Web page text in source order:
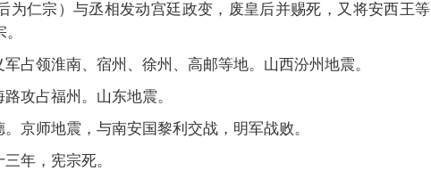
为仁宗）与丞相发动宫廷政变，废皇后并赐死，又将安西王等
占领淮南、宿州、徐州、高邮等地。山西汾州地震。
攻占福州。山东地震。
京师地震，与南安国黎利交战，明军战败。
年，宪宗死。